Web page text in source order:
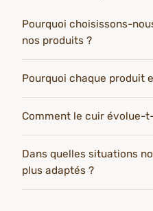
Pourquoi choisissons-
nos produits ?
Pourquoi chaque produit
Comment le cuir évolue-
Dans quelles situations
plus adaptés ?